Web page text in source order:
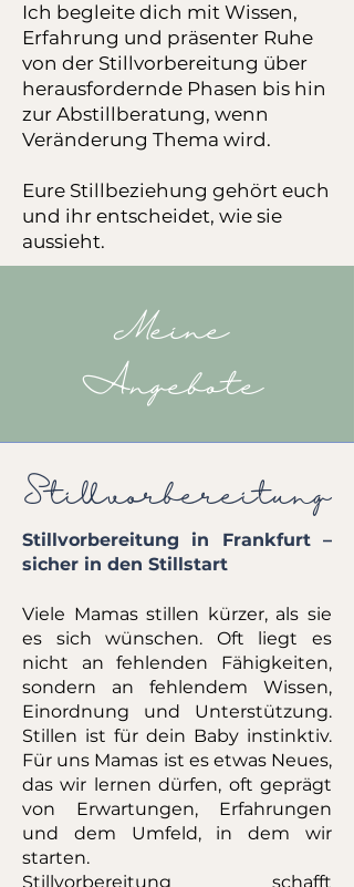
Ich begleite dich mit Wissen,
Erfahrung und präsenter Ruhe
von der Stillvorbereitung über
herausfordernde Phasen bis hin
zur Abstillberatung, wenn
Veränderung Thema wird.
Eure Stillbeziehung gehört euch
und ihr entscheidet, wie sie
aussieht.
Meine
Angebote
Stillvorbereitung
Stillvorbereitung in Frankfurt –
sicher in den Stillstart
Viele Mamas stillen kürzer, als sie
es sich wünschen. Oft liegt es
nicht an fehlenden Fähigkeiten,
sondern an fehlendem Wissen,
Einordnung und Unterstützung.
Stillen ist für dein Baby instinktiv.
Für uns Mamas ist es etwas Neues,
das wir lernen dürfen, oft geprägt
von Erwartungen, Erfahrungen
und dem Umfeld, in dem wir
starten.
Stillvorbereitung schafft